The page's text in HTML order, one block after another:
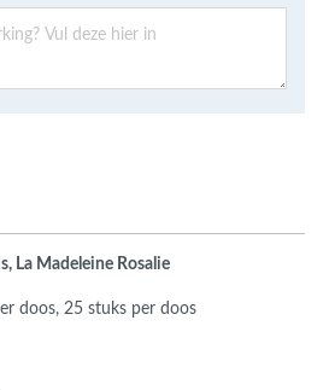
La Madeleine Rosalie
doos, 25 stuks per doos